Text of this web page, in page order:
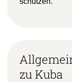
zu Kuba